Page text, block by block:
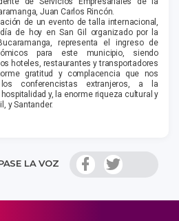
Juan Carlos Rincón.
de un evento de talla internacional,
de hoy en San Gil organizado por la
representa el ingreso de
para este municipio, siendo
hoteles, restaurantes y transportadores
gratitud y complacencia que nos
los conferencistas extranjeros, a la
y, la enorme riqueza cultural y
y Santander.
LA VOZ